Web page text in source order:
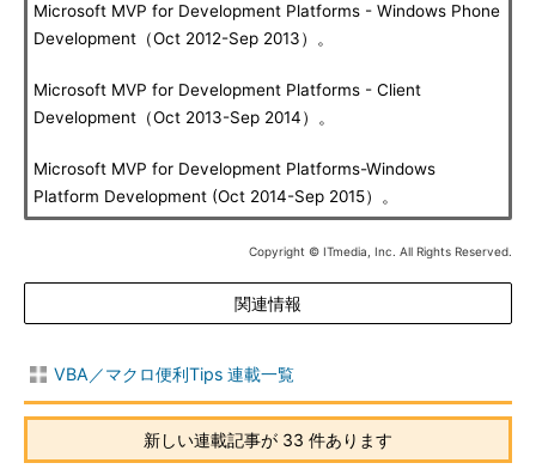
Microsoft MVP for Development Platforms - Windows Phone
Development（Oct 2012-Sep 2013）。
Microsoft MVP for Development Platforms - Client
Development（Oct 2013-Sep 2014）。
Microsoft MVP for Development Platforms-Windows
Platform Development (Oct 2014-Sep 2015）。
Copyright © ITmedia, Inc. All Rights Reserved.
関連情報
VBA／マクロ便利Tips 連載一覧
新しい連載記事が 33 件あります